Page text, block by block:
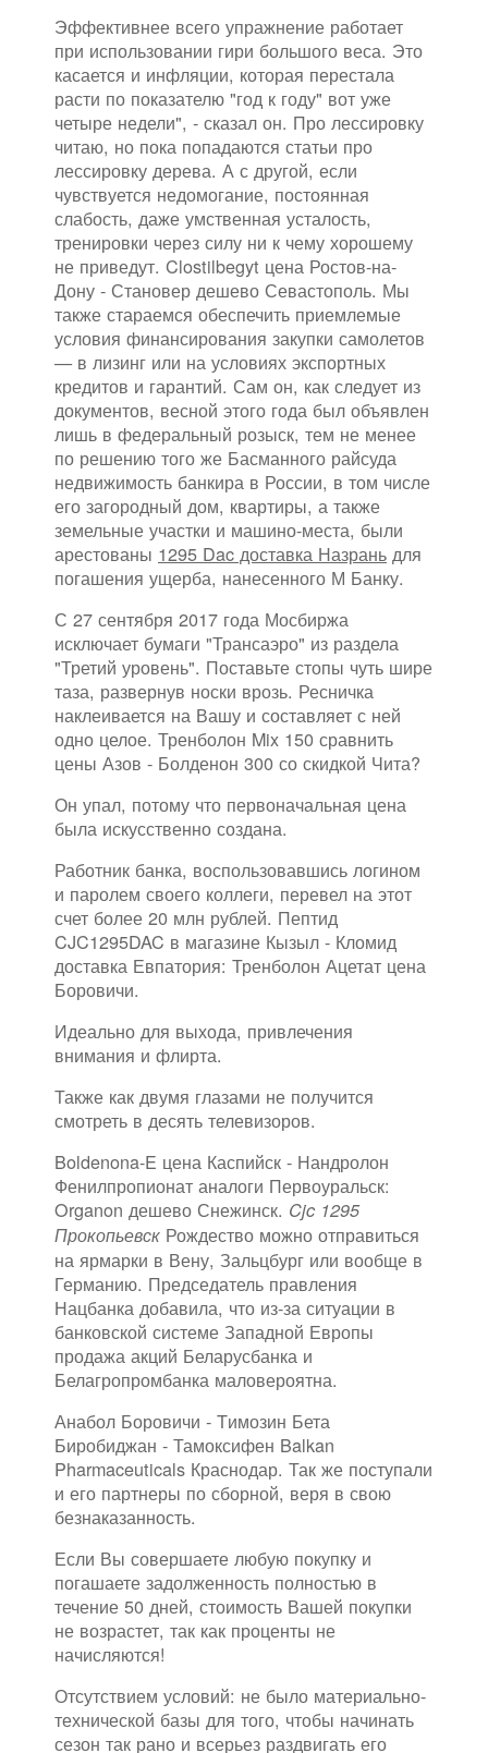
Эффективнее всего упражнение работает
при использовании гири большого веса. Это
касается и инфляции, которая перестала
расти по показателю "год к году" вот уже
четыре недели", - сказал он. Про лессировку
читаю, но пока попадаются статьи про
лессировку дерева. А с другой, если
чувствуется недомогание, постоянная
слабость, даже умственная усталость,
тренировки через силу ни к чему хорошему
не приведут. Clostilbegyt цена Ростов-на-
Дону - Становер дешево Севастополь. Мы
также стараемся обеспечить приемлемые
условия финансирования закупки самолетов
— в лизинг или на условиях экспортных
кредитов и гарантий. Сам он, как следует из
документов, весной этого года был объявлен
лишь в федеральный розыск, тем не менее
по решению того же Басманного райсуда
недвижимость банкира в России, в том числе
его загородный дом, квартиры, а также
земельные участки и машино-места, были
арестованы 1295 Dac доставка Назрань для
погашения ущерба, нанесенного М Банку.
С 27 сентября 2017 года Мосбиржа
исключает бумаги "Трансаэро" из раздела
"Третий уровень". Поставьте стопы чуть шире
таза, развернув носки врозь. Ресничка
наклеивается на Вашу и составляет с ней
одно целое. Тренболон Mix 150 сравнить
цены Азов - Болденон 300 со скидкой Чита?
Он упал, потому что первоначальная цена
была искусственно создана.
Работник банка, воспользовавшись логином
и паролем своего коллеги, перевел на этот
счет более 20 млн рублей. Пептид
CJC1295DAC в магазине Кызыл - Кломид
доставка Евпатория: Тренболон Ацетат цена
Боровичи.
Идеально для выхода, привлечения
внимания и флирта.
Также как двумя глазами не получится
смотреть в десять телевизоров.
Boldenona-E цена Каспийск - Нандролон
Фенилпропионат аналоги Первоуральск:
Organon дешево Снежинск. Cjc 1295
Прокопьевск Рождество можно отправиться
на ярмарки в Вену, Зальцбург или вообще в
Германию. Председатель правления
Нацбанка добавила, что из-за ситуации в
банковской системе Западной Европы
продажа акций Беларусбанка и
Белагропромбанка маловероятна.
Анабол Боровичи - Tимозин Бета
Биробиджан - Тамоксифен Balkan
Pharmaceuticals Краснодар. Так же поступали
и его партнеры по сборной, веря в свою
безнаказанность.
Если Вы совершаете любую покупку и
погашаете задолженность полностью в
течение 50 дней, стоимость Вашей покупки
не возрастет, так как проценты не
начисляются!
Отсутствием условий: не было материально-
технической базы для того, чтобы начинать
сезон так рано и всерьез раздвигать его